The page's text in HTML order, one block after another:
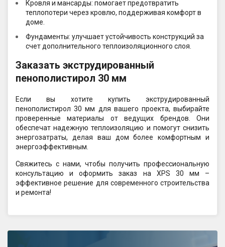
Кровля и мансарды: помогает предотвратить
теплопотери через кровлю, поддерживая комфорт в
доме.
Фундаменты: улучшает устойчивость конструкций за
счет дополнительного теплоизоляционного слоя.
Заказать экструдированный
пенополистирол 30 мм
Если вы хотите купить экструдированный
пенополистирол 30 мм для вашего проекта, выбирайте
проверенные материалы от ведущих брендов. Они
обеспечат надежную теплоизоляцию и помогут снизить
энергозатраты, делая ваш дом более комфортным и
энергоэффективным.
Свяжитесь с нами, чтобы получить профессиональную
консультацию и оформить заказ на XPS 30 мм –
эффективное решение для современного строительства
и ремонта!